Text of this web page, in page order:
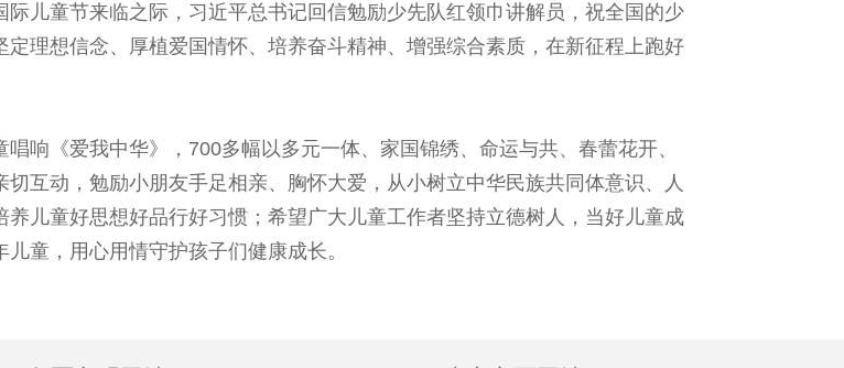
际儿童节来临之际，习近平总书记回信勉励少先队红领巾讲解员，祝全国的少
理想信念、厚植爱国情怀、培养奋斗精神、增强综合素质，在新征程上跑好
响《爱我中华》，700多幅以多元一体、家国锦绣、命运与共、春蕾花开、
互动，勉励小朋友手足相亲、胸怀大爱，从小树立中华民族共同体意识、人
儿童好思想好品行好习惯；希望广大儿童工作者坚持立德树人，当好儿童成
童，用心用情守护孩子们健康成长。